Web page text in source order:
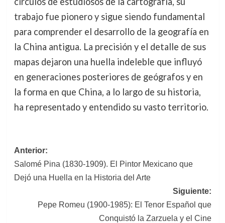
trabajo fue pionero y sigue siendo fundamental
para comprender el desarrollo de la geografía en
la China antigua. La precisión y el detalle de sus
mapas dejaron una huella indeleble que influyó
en generaciones posteriores de geógrafos y en
la forma en que China, a lo largo de su historia,
ha representado y entendido su vasto territorio.
Navegación
de
entradas
Anterior:
Salomé Pina (1830-1909). El Pintor Mexicano que
Dejó una Huella en la Historia del Arte
Siguiente:
Pepe Romeu (1900-1985): El Tenor Español que
Conquistó la Zarzuela y el Cine